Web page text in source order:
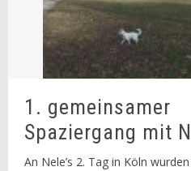
1. gemeinsamer
Spaziergang mit
An Nele’s 2. Tag in Köln